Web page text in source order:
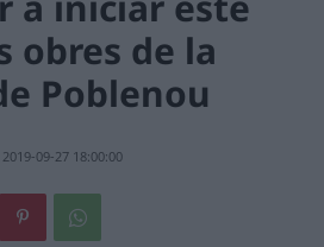
obres de la
Poblenou
2019-09-27 18:00:00